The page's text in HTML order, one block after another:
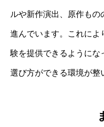
ルや新作演出、原作も
進んでいます。これによ
験を提供できるようにな
選び方ができる環境が整